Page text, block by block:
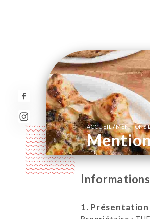
ACCUEIL/MENTIONS
1.